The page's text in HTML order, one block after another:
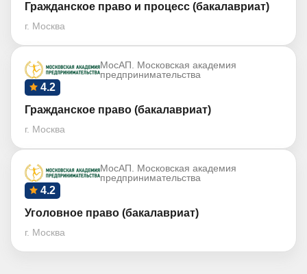
Гражданское право и процесс (бакалавриат)
г. Москва
МосАП. Московская академия
предпринимательства
4.2
Гражданское право (бакалавриат)
г. Москва
МосАП. Московская академия
предпринимательства
4.2
Уголовное право (бакалавриат)
г. Москва